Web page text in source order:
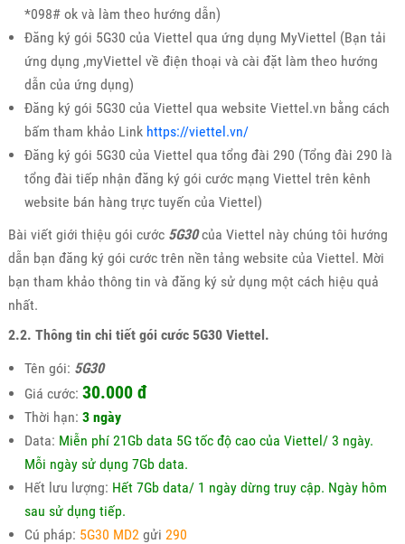
*098# ok và làm theo hướng dẫn)
Đăng ký gói 5G30 của Viettel qua ứng dụng MyViettel (Bạn tải
ứng dụng ,myViettel về điện thoại và cài đặt làm theo hướng
dẫn của ứng dụng)
Đăng ký gói 5G30 của Viettel qua website Viettel.vn bằng cách
bấm tham khảo Link https://viettel.vn/
Đăng ký gói 5G30 của Viettel qua tổng đài 290 (Tổng đài 290 là
tổng đài tiếp nhận đăng ký gói cước mạng Viettel trên kênh
website bán hàng trực tuyến của Viettel)
Bài viết giới thiệu gói cước 5G30của Viettel này chúng tôi hướng
dẫn bạn đăng ký gói cước trên nền tảng website của Viettel. Mời
bạn tham khảo thông tin và đăng ký sử dụng một cách hiệu quả
nhất.
2.2. Thông tin chi tiết gói cước 5G30 Viettel.
Tên gói: 5G30
Giá cước: 30.000 đ
Thời hạn: 3 ngày
Data: Miễn phí 21Gb data 5G tốc độ cao của Viettel/ 3 ngày.
Mỗi ngày sử dụng 7Gb data.
Hết lưu lượng: Hết 7Gb data/ 1 ngày dừng truy cập. Ngày hôm
sau sử dụng tiếp.
Cú pháp: 5G30 MD2 gửi 290